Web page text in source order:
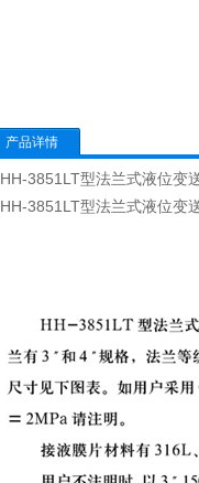
产品详情
HH-3851LT型法兰式液位变
HH-3851LT型法兰式液位变